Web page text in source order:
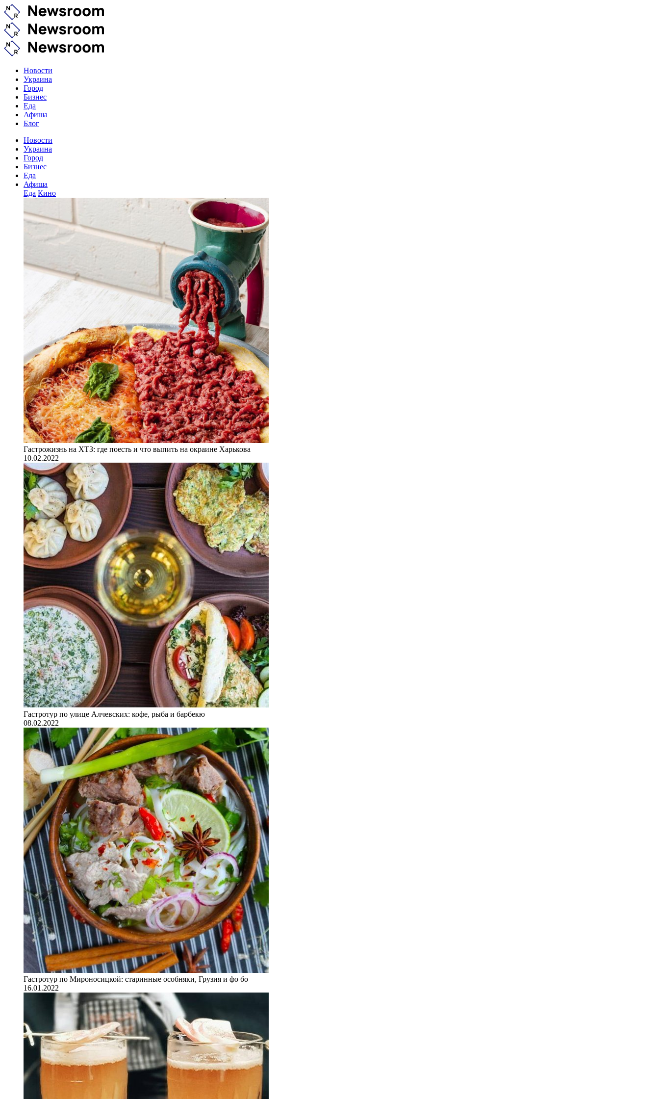
Новости
Украина
Город
Бизнес
Еда
Афиша
Блог
Новости
Украина
Город
Бизнес
Еда
Афиша
Еда Кино
Гастрожизнь на ХТЗ: где поесть и что выпить на окраине Харькова
10.02.2022
Гастротур по улице Алчевских: кофе, рыба и барбекю
08.02.2022
Гастротур по Мироносицкой: старинные особняки, Грузия и фо бо
16.01.2022